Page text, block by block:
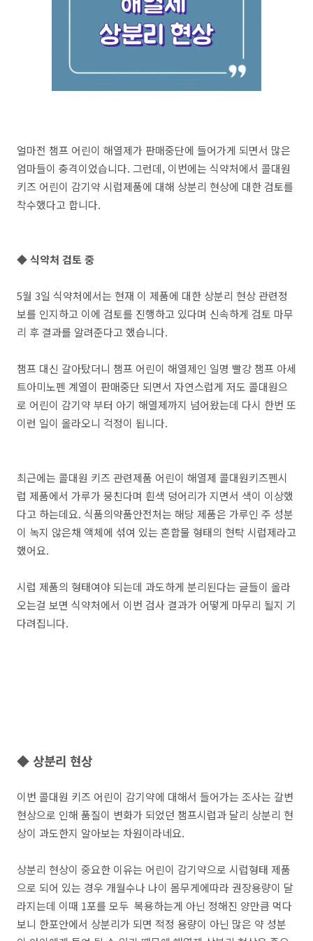
얼마전 챔프 어린이 해열제가 판매중단에 들어가게 되면서 많은
엄마들이 충격이었습니다. 그런데, 이번에는 식약처에서 콜대원
키즈 어린이 감기약 시럽제품에 대해 상분리 현상에 대한 검토를
착수했다고 합니다.
◆ 식약처 검토 중
5월 3일 식약처에서는 현재 이 제품에 대한 상분리 현상 관련정
보를 인지하고 이에 검토를 진행하고 있다며 신속하게 검토 마무
리 후 결과를 알려준다고 했습니다.
챔프 대신 갈아탔더니 챔프 어린이 해열제인 일명 빨강 챔프 아세
트아미노펜 계열이 판매중단 되면서 자연스럽게 저도 콜대원으
로 어린이 감기약 부터 아기 해열제까지 넘어왔는데 다시 한번 또
이런 일이 올라오니 걱정이 됩니다.
최근에는 콜대원 키즈 관련제품 어린이 해열제 콜대원키즈펜시
럽 제품에서 가루가 뭉친다며 흰색 덩어리가 지면서 색이 이상했
다고 하는데요. 식품의약품안전처는 해당 제품은 가루인 주 성분
이 녹지 않은채 액체에 섞여 있는 혼합물 형태의 현탁 시럽제라고
했어요.
시럽 제품의 형태여야 되는데 과도하게 분리된다는 글들이 올라
오는걸 보면 식약처에서 이번 검사 결과가 어떻게 마무리 될지 기
다려집니다.
◆ 상분리 현상
이번 콜대원 키즈 어린이 감기약에 대해서 들어가는 조사는 갈변
현상으로 인해 품질이 변화가 되었던 챔프시럽과 달리 상분리 현
상이 과도한지 알아보는 차원이라네요.
상분리 현상이 중요한 이유는 어린이 감기약으로 시럽형태 제품
으로 되어 있는 경우 개월수나 나이 몸무게에따라 권장용량이 달
라지는데 이때 1포를 모두 복용하는게 아닌 정해진 양만큼 먹다
보니 한포안에서 상분리가 되면 적정 용량이 아닌 많은 약 성분